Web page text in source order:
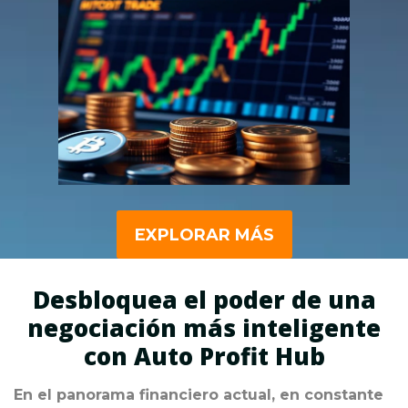
EXPLORAR MÁS
Desbloquea el poder de una
negociación más inteligente
con Auto Profit Hub
En el panorama financiero actual, en constante